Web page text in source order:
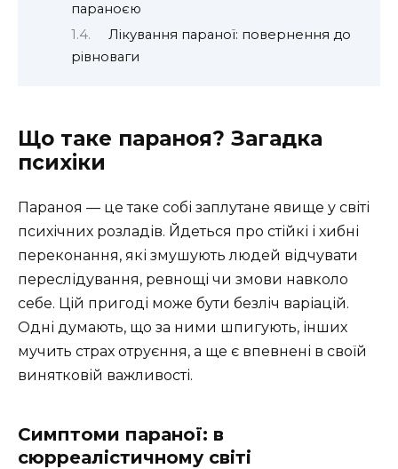
параноєю
Лікування параної: повернення до
рівноваги
Що таке параноя? Загадка
психіки
Параноя — це таке собі заплутане явище у світі
психічних розладів. Йдеться про стійкі і хибні
переконання, які змушують людей відчувати
переслідування, ревнощі чи змови навколо
себе. Цій пригоді може бути безліч варіацій.
Одні думають, що за ними шпигують, інших
мучить страх отруєння, а ще є впевнені в своїй
винятковій важливості.
Симптоми параної: в
сюрреалістичному світі